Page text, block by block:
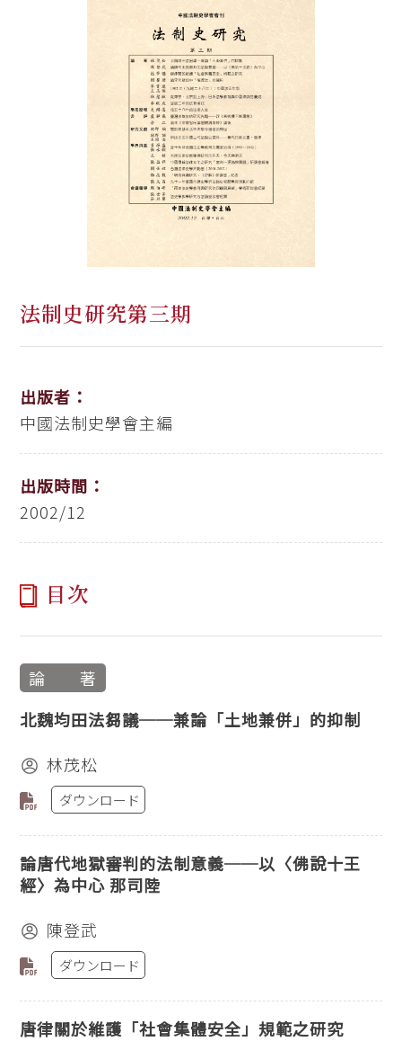
法制史研究第三期
出版者：
中國法制史學會主編
出版時間：
2002/12
目次
論 著
北魏均田法芻議──兼論「土地兼併」的抑制
林茂松
ダウンロード
論唐代地獄審判的法制意義──以〈佛說十王
經〉為中心 那司陸
陳登武
ダウンロード
唐律關於維護「社會集體安全」規範之研究